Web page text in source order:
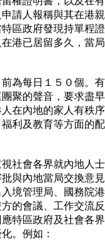
請人報稱與其在港
區政府發現持單程
港已居留多久，當
每日１５０個。有
聚的聲音，要求盡
在內地的家人有秩
利及教育等方面的
會各界就內地人士
與內地當局交換意
境管理局、國務院
的會議、工作交流
特區政府及社會各
。例如：